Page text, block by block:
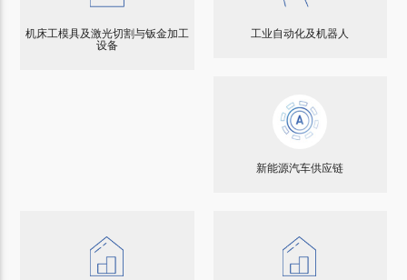
机床工模具及激光切割与钣金加工
设备
工业自动化及机器人
新能源汽车供应链